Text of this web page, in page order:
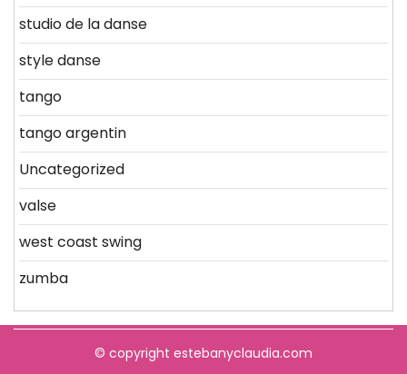
studio de la danse
style danse
tango
tango argentin
Uncategorized
valse
west coast swing
zumba
© copyright estebanyclaudia.com